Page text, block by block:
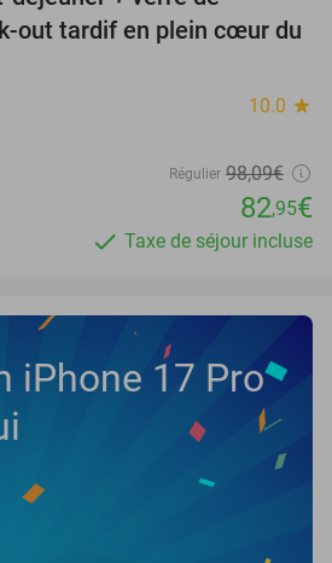
out tardif en plein cœur du
10.0 star
Régulier 98,09€
82,95€
Taxe de séjour incluse
iPhone 17 Pro